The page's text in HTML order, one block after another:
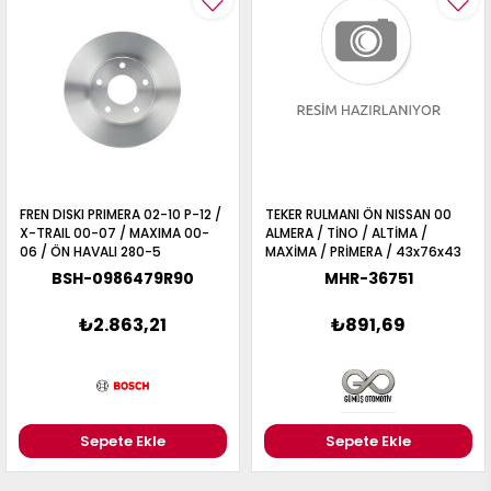
FREN DISKI PRIMERA 02-10 P-12 /
X-TRAIL 00-07 / MAXIMA 00-
06 / ÖN HAVALI 280-5
BSH-0986479R90
₺2.863,21
Sepete Ekle
TEKER RULMANI ÖN NISSAN 00
ALMERA / TİNO / ALTİMA /
MAXİMA / PRİMERA / 43x76x43
MHR-36751
₺891,69
Sepete Ekle